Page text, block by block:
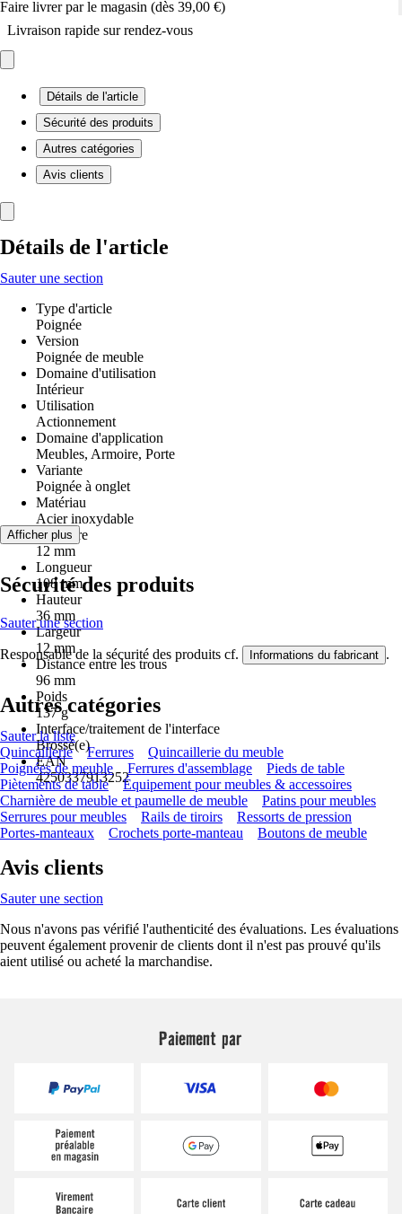
Faire livrer par le magasin (dès 39,00 €)
Livraison rapide sur rendez-vous
Détails de l'article
Sécurité des produits
Autres catégories
Avis clients
Détails de l'article
Sauter une section
Type d'article
Poignée
Version
Poignée de meuble
Domaine d'utilisation
Intérieur
Utilisation
Actionnement
Domaine d'application
Meubles, Armoire, Porte
Variante
Poignée à onglet
Matériau
Acier inoxydable
Diamètre
12 mm
Longueur
108 mm
Hauteur
36 mm
Largeur
12 mm
Distance entre les trous
96 mm
Poids
137 g
Interface/traitement de l'interface
Brossé(e)
EAN
4250337913252
Afficher plus
Sécurité des produits
Sauter une section
Responsable de la sécurité des produits cf. Informations du fabricant .
Autres catégories
Sauter la liste
Quincaillerie
Ferrures
Quincaillerie du meuble
Poignées de meuble
Ferrures d'assemblage
Pieds de table
Piètements de table
Équipement pour meubles & accessoires
Charnière de meuble et paumelle de meuble
Patins pour meubles
Serrures pour meubles
Rails de tiroirs
Ressorts de pression
Portes-manteaux
Crochets porte-manteau Boutons de meuble
Avis clients
Sauter une section
Nous n'avons pas vérifié l'authenticité des évaluations. Les évaluations
peuvent également provenir de clients dont il n'est pas prouvé qu'ils
aient utilisé ou acheté la marchandise.
Paiement par